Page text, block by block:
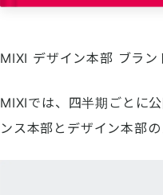
MIXI デザイン本部 ブラン
MIXIでは、四半期ごとに
ンス本部とデザイン本部